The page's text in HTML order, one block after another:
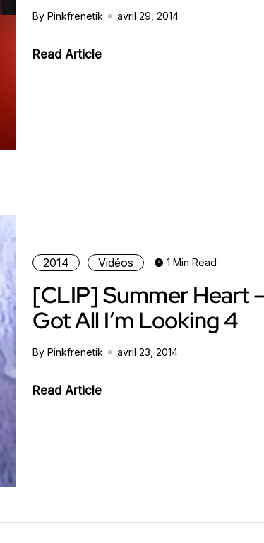
By Pinkfrenetik avril 29, 2014
Read Article
2014 Vidéos 1 Min Read
[CLIP] Summer Heart
Got All I’m Looking 4
By Pinkfrenetik avril 23, 2014
Read Article